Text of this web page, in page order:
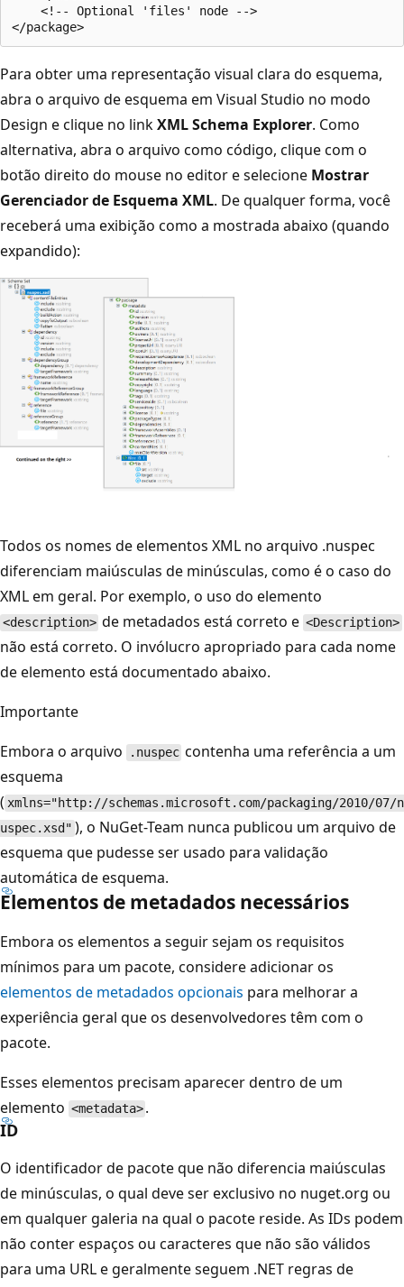
    <!-- Optional 'files' node -->
Para obter uma representação visual clara do esquema,
abra o arquivo de esquema em Visual Studio no modo
Design e clique no linkXML Schema Explorer. Como
alternativa, abra o arquivo como código, clique com o
botão direito do mouse no editor e selecione Mostrar
Gerenciador de Esquema XML. De qualquer forma, você
receberá uma exibição como a mostrada abaixo (quando
expandido):
Todos os nomes de elementos XML no arquivo .nuspec
diferenciam maiúsculas de minúsculas, como é o caso do
XML em geral. Por exemplo, o uso do elemento
<description> de metadados está correto e <Description>
não está correto. O invólucro apropriado para cada nome
de elemento está documentado abaixo.
Importante
Embora o arquivo
.nuspec contenha uma referência a um
esquema
( xmlns="http://schemas.microsoft.com/packaging/2010/07/n
uspec.xsd" ), o NuGet-Team nunca publicou um arquivo de
esquema que pudesse ser usado para validação
automática de esquema.
Elementos de metadados necessários
Embora os elementos a seguir sejam os requisitos
mínimos para um pacote, considere adicionar os
elementos de metadados opcionais para melhorar a
experiência geral que os desenvolvedores têm com o
pacote.
Esses elementos precisam aparecer dentro de um
elemento <metadata> .
ID
O identificador de pacote que não diferencia maiúsculas
de minúsculas, o qual deve ser exclusivo no nuget.org ou
em qualquer galeria na qual o pacote reside. As IDs podem
não conter espaços ou caracteres que não são válidos
para uma URL e geralmente seguem .NET regras de